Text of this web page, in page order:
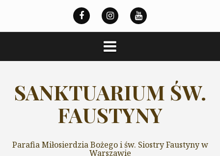
treści
SANKTUARIUM ŚW.
FAUSTYNY
Parafia Miłosierdzia Bożego i św. Siostry Faustyny w
Warszawie